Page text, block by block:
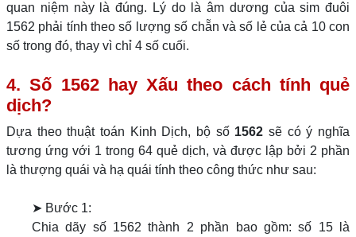
quan niệm này là đúng. Lý do là âm dương của sim đuôi
1562 phải tính theo số lượng số chẵn và số lẻ của cả 10 con
số trong đó, thay vì chỉ 4 số cuối.
4. Số 1562 hay Xấu theo cách tính quẻ
dịch?
Dựa theo thuật toán Kinh Dịch, bộ số 1562 sẽ có ý nghĩa
tương ứng với 1 trong 64 quẻ dịch, và được lập bởi 2 phần
là thượng quái và hạ quái tính theo công thức như sau:
➤ Bước 1:
Chia dãy số 1562 thành 2 phần bao gồm: số 15 là